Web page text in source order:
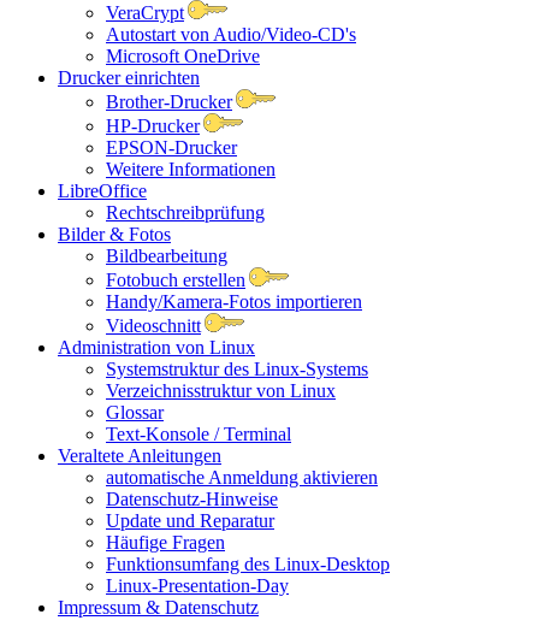
VeraCrypt
Autostart von Audio/Video-CD's
Microsoft OneDrive
Drucker einrichten
Brother-Drucker
HP-Drucker
EPSON-Drucker
Weitere Informationen
LibreOffice
Rechtschreibprüfung
Bilder & Fotos
Bildbearbeitung
Fotobuch erstellen
Handy/Kamera-Fotos importieren
Videoschnitt
Administration von Linux
Systemstruktur des Linux-Systems
Verzeichnisstruktur von Linux
Glossar
Text-Konsole / Terminal
Veraltete Anleitungen
automatische Anmeldung aktivieren
Datenschutz-Hinweise
Update und Reparatur
Häufige Fragen
Funktionsumfang des Linux-Desktop
Linux-Presentation-Day
Impressum & Datenschutz